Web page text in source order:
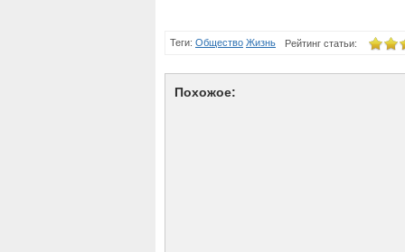
Теги: Общество Жизнь Рейтинг статьи:
Похожое: